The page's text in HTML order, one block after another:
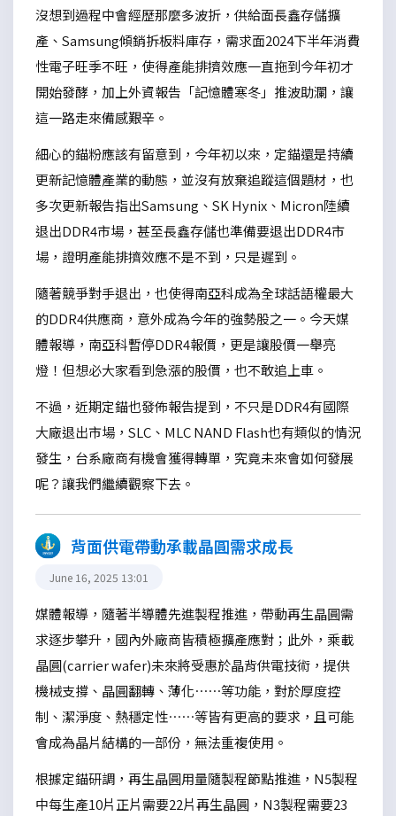
沒想到過程中會經歷那麼多波折，供給面長鑫存儲擴
產、Samsung傾銷拆板料庫存，需求面2024下半年消費
性電子旺季不旺，使得產能排擠效應一直拖到今年初才
開始發酵，加上外資報告「記憶體寒冬」推波助瀾，讓
這一路走來備感艱辛。
細心的錨粉應該有留意到，今年初以來，定錨還是持續
更新記憶體產業的動態，並沒有放棄追蹤這個題材，也
多次更新報告指出Samsung、SK Hynix、Micron陸續
退出DDR4市場，甚至長鑫存儲也準備要退出DDR4市
場，證明產能排擠效應不是不到，只是遲到。
隨著競爭對手退出，也使得南亞科成為全球話語權最大
的DDR4供應商，意外成為今年的強勢股之一。今天媒
體報導，南亞科暫停DDR4報價，更是讓股價一舉亮
燈！但想必大家看到急漲的股價，也不敢追上車。
不過，近期定錨也發佈報告提到，不只是DDR4有國際
大廠退出市場，SLC、MLC NAND Flash也有類似的情況
發生，台系廠商有機會獲得轉單，究竟未來會如何發展
呢？讓我們繼續觀察下去。
背面供電帶動承載晶圓需求成長
June 16, 2025 13:01
媒體報導，隨著半導體先進製程推進，帶動再生晶圓需
求逐步攀升，國內外廠商皆積極擴產應對；此外，乘載
晶圓(carrier wafer)未來將受惠於晶背供電技術，提供
機械支撐、晶圓翻轉、薄化……等功能，對於厚度控
制、潔淨度、熱穩定性……等皆有更高的要求，且可能
會成為晶片結構的一部份，無法重複使用。
根據定錨研調，再生晶圓用量隨製程節點推進，N5製程
中每生產10片正片需要22片再生晶圓，N3製程需要23